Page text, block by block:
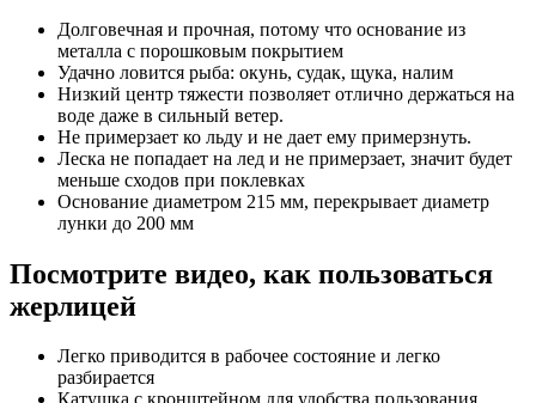
Долговечная и прочная, потому что основание из
металла с порошковым покрытием
Удачно ловится рыба: окунь, судак, щука, налим
Низкий центр тяжести позволяет отлично держаться на
воде даже в сильный ветер.
Не примерзает ко льду и не дает ему примерзнуть.
Леска не попадает на лед и не примерзает, значит будет
меньше сходов при поклевках
Основание диаметром 215 мм, перекрывает диаметр
лунки до 200 мм
Посмотрите видео, как пользоваться
жерлицей
Легко приводится в рабочее состояние и легко
разбирается